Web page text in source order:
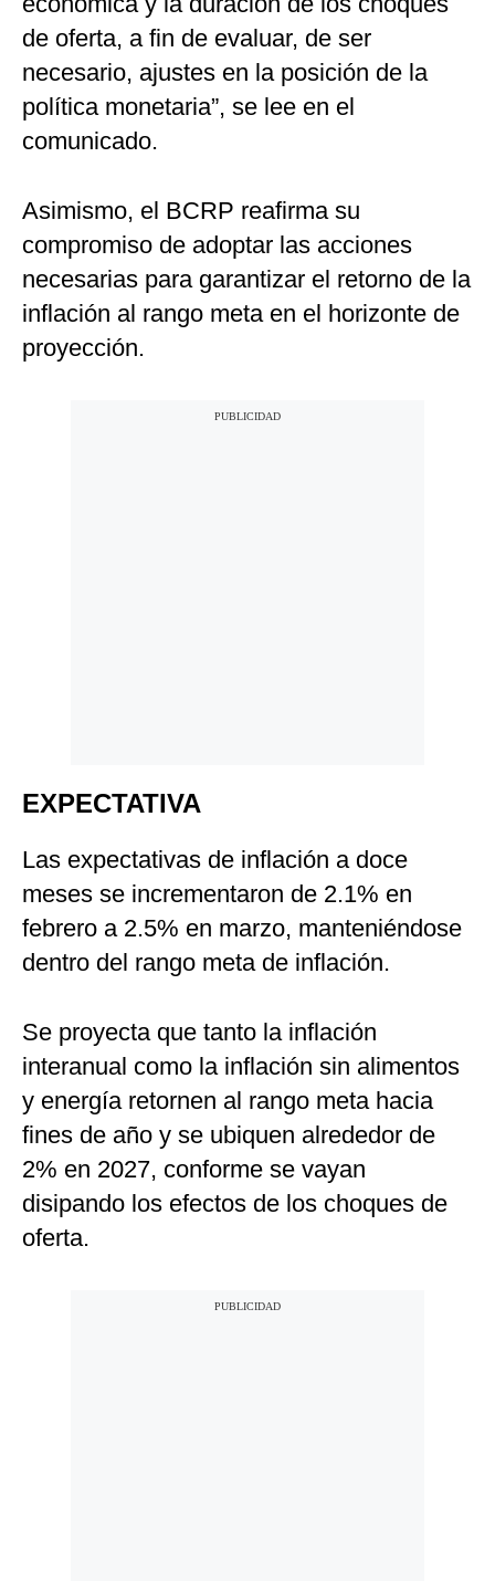
de oferta, a fin de evaluar, de ser
necesario, ajustes en la posición de la
política monetaria”, se lee en el
comunicado.
Asimismo, el BCRP reafirma su
compromiso de adoptar las acciones
necesarias para garantizar el retorno de la
inflación al rango meta en el horizonte de
proyección.
EXPECTATIVA
Las expectativas de inflación a doce
meses se incrementaron de 2.1% en
febrero a 2.5% en marzo, manteniéndose
dentro del rango meta de inflación.
Se proyecta que tanto la inflación
interanual como la inflación sin alimentos
y energía retornen al rango meta hacia
fines de año y se ubiquen alrededor de
2% en 2027, conforme se vayan
disipando los efectos de los choques de
oferta.